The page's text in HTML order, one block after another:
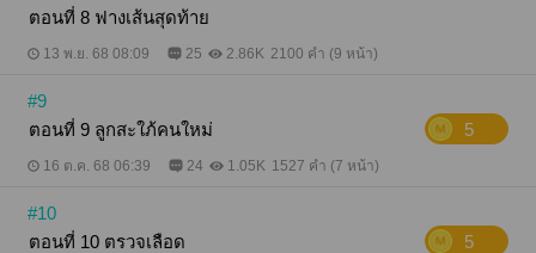
ตอนที่ 8 ฟางเส้นสุดท้าย
13 พ.ย. 68 08:09 25 2.86K 2100 คำ (9 หน้า)
#9
ตอนที่ 9 ลูกสะใภ้คนใหม่
5
16 ต.ค. 68 06:39 24 1.05K 1527 คำ (7 หน้า)
#10
ตอนที่ 10 ตรวจเลือด
5